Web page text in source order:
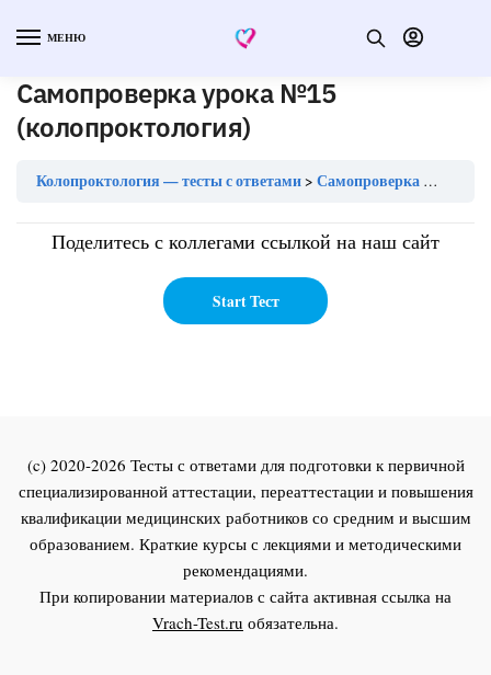
МЕНЮ
Самопроверка урока №15
(колопроктология)
Колопроктология — тесты с ответами Самопроверка урока №15 (колопроктология)
Поделитесь с коллегами ссылкой на наш сайт
(c) 2020-2026 Тесты с ответами для подготовки к первичной
специализированной аттестации, переаттестации и повышения
квалификации медицинских работников со средним и высшим
образованием. Краткие курсы с лекциями и методическими
рекомендациями.
При копировании материалов с сайта активная ссылка на
Vrach-Test.ru обязательна.